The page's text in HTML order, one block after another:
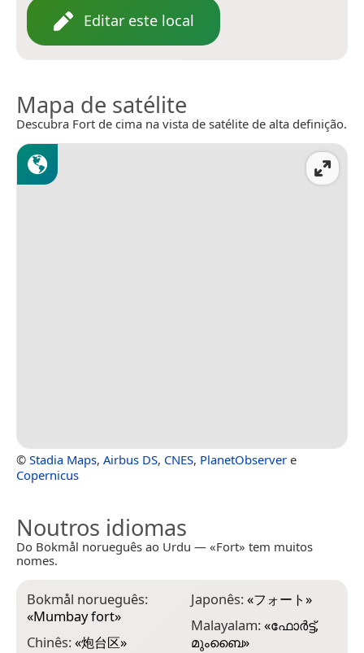
Editar este local
Mapa de satélite
Descubra Fort de cima na vista de satélite de alta definição.
© Stadia Maps, Airbus DS, CNES, PlanetObserver e
Copernicus
Noutros idiomas
Do Bokmål norueguês ao Urdu — «Fort» tem muitos
nomes.
Bokmål norueguês:
«Mumbay fort»
Chinês:«炮台区»
Japonês:«フォート»
Malayalam:«ഫോർട്ട്,
മുംബൈ»